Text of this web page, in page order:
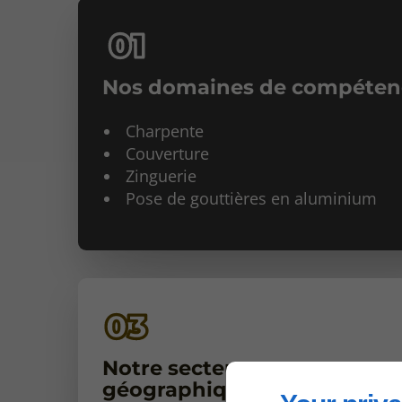
Nos domaines de
Charpente
Couverture
Zinguerie
Pose de gouttières en aluminium
Notre secteur
géographique